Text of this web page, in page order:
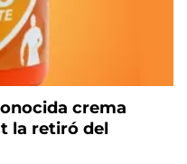
crema
la retiró del